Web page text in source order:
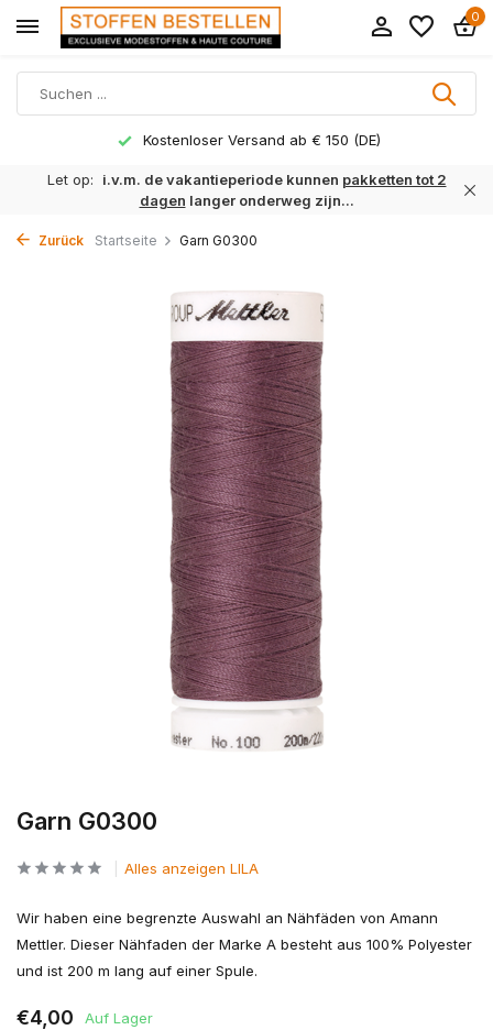
0
Kostenloser Versand ab € 150 (DE)
Let op: i.v.m. de vakantieperiode kunnen pakketten tot 2
dagen langer onderweg zijn...
Zurück Startseite Garn G0300
Garn G0300
Alles anzeigen LILA
Wir haben eine begrenzte Auswahl an Nähfäden von Amann
Mettler. Dieser Nähfaden der Marke A besteht aus 100% Polyester
und ist 200 m lang auf einer Spule.
€4,00 Auf Lager